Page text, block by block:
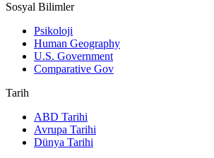
Sosyal Bilimler
Psikoloji
Human Geography
U.S. Government
Comparative Gov
Tarih
ABD Tarihi
Avrupa Tarihi
Dünya Tarihi